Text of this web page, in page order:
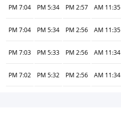
11:35 AM
2:57 PM
5:34 PM
7:04 PM
11:35 AM
2:56 PM
5:34 PM
7:04 PM
11:34 AM
2:56 PM
5:33 PM
7:03 PM
11:34 AM
2:56 PM
5:32 PM
7:02 PM